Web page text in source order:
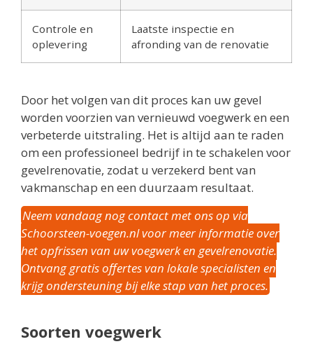
Controle en
oplevering
Laatste inspectie en
afronding van de renovatie
Door het volgen van dit proces kan uw gevel
worden voorzien van vernieuwd voegwerk en een
verbeterde uitstraling. Het is altijd aan te raden
om een professioneel bedrijf in te schakelen voor
gevelrenovatie, zodat u verzekerd bent van
vakmanschap en een duurzaam resultaat.
Neem vandaag nog contact met ons op via
Schoorsteen-voegen.nl voor meer informatie over
het opfrissen van uw voegwerk en gevelrenovatie.
Ontvang gratis offertes van lokale specialisten en
krijg ondersteuning bij elke stap van het proces.
Soorten voegwerk